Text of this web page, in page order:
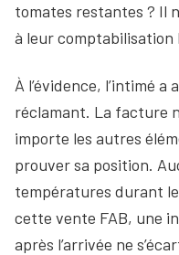
tomates restantes ? Il
à leur comptabilisation
À l’évidence, l’intimé
réclamant. La facture
importe les autres
prouver sa position.
températures durant
cette vente FAB, une
après l’arrivée ne